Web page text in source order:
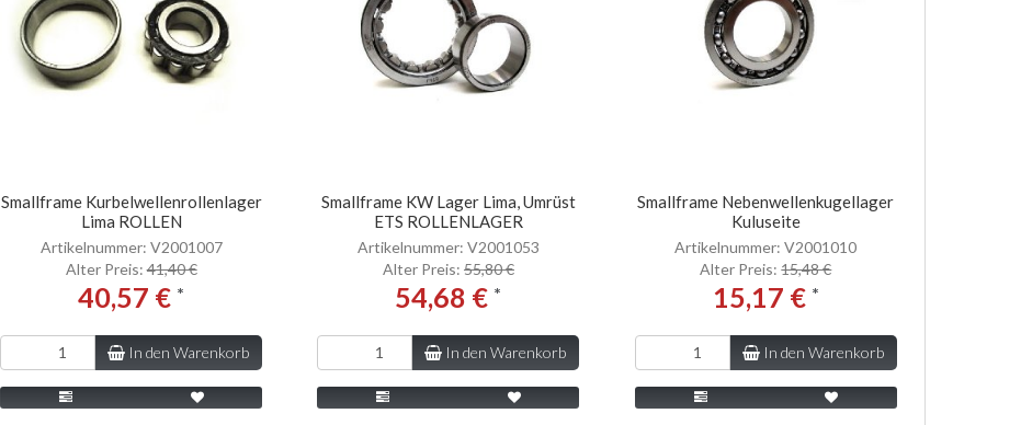
Smallframe Kurbelwellenrollenlager
Lima ROLLEN
Artikelnummer: V2001007
Alter Preis:41,40 €
40,57 € *
In den Warenkorb
Smallframe KW Lager Lima, Umrüst
ETS ROLLENLAGER
Artikelnummer: V2001053
Alter Preis: 55,80 €
54,68 € *
In den Warenkorb
Smallframe Nebenwellenkugellager
Kuluseite
Artikelnummer: V2001010
Alter Preis:15,48 €
15,17 € *
In den Warenkorb